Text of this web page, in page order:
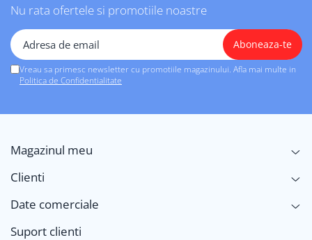
Nu rata ofertele si promotiile noastre
Vreau sa primesc newsletter cu promotiile magazinului. Afla mai multe in
Politica de Confidentialitate
Magazinul meu
Clienti
Date comerciale
Suport clienti